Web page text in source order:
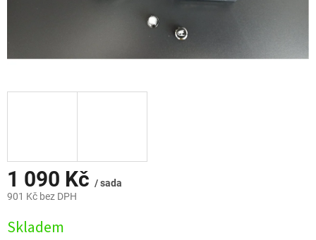
1 090 Kč / sada
901 Kč bez DPH
cena:
Skladem